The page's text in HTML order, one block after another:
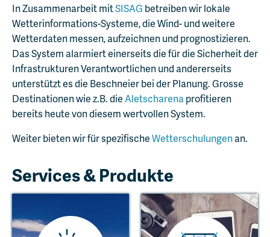
In Zusammenarbeit mitSISAG betreiben wir lokale
Wetterinformations-Systeme, die Wind- und weitere
Wetterdaten messen, aufzeichnen und prognostizieren.
Das System alarmiert einerseits die für die Sicherheit der
Infrastrukturen Verantwortlichen und andererseits
unterstützt es die Beschneier bei der Planung. Grosse
Destinationen wie z.B. dieAletscharenaprofitieren
bereits heute von diesem wertvollen System.
Weiter bieten wir für spezifischeWetterschulungenan.
Services & Produkte